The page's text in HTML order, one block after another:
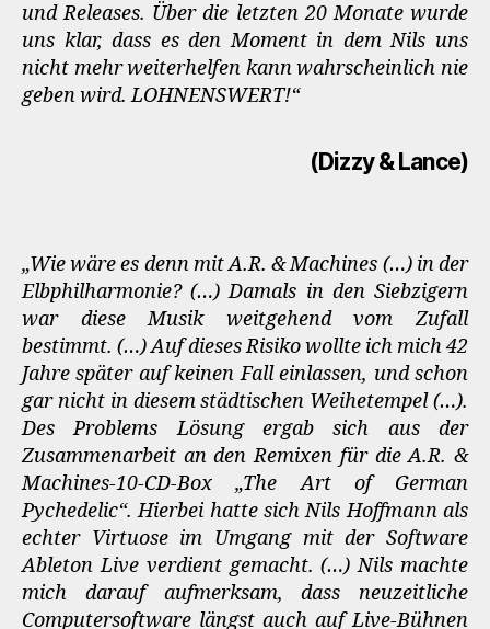
und Releases. Über die letzten 20 Monate wurde
uns klar, dass es den Moment in dem Nils uns
nicht mehr weiterhelfen kann wahrscheinlich nie
geben wird. LOHNENSWERT!“
(Dizzy & Lance)
„Wie wäre es denn mit A.R. & Machines (…) in der
Elbphilharmonie? (…) Damals in den Siebzigern
war diese Musik weitgehend vom Zufall
bestimmt. (…) Auf dieses Risiko wollte ich mich 42
Jahre später auf keinen Fall einlassen, und schon
gar nicht in diesem städtischen Weihetempel (…).
Des Problems Lösung ergab sich aus der
Zusammenarbeit an den Remixen für die A.R. &
Machines-10-CD-Box „The Art of German
Pychedelic“. Hierbei hatte sich Nils Hoffmann als
echter Virtuose im Umgang mit der Software
Ableton Live verdient gemacht. (…) Nils machte
mich darauf aufmerksam, dass neuzeitliche
Computersoftware längst auch auf Live-Bühnen